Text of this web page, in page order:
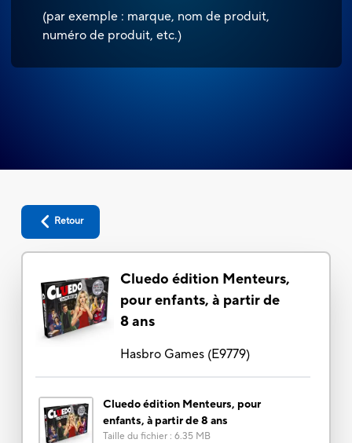
(par exemple : marque, nom de produit,
numéro de produit, etc.)
Retour
Cluedo édition Menteurs,
pour enfants, à partir de
8 ans
Hasbro Games(E9779)
Cluedo édition Menteurs, pour
enfants, à partir de 8 ans
Taille du fichier: 6.35 MB